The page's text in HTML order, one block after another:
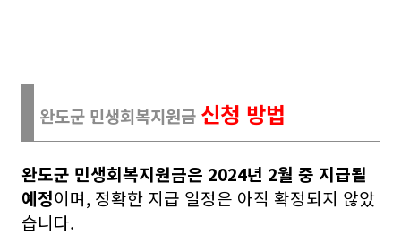
완도군 민생회복지원금 신청 방법
완도군 민생회복지원금은 2024년 2월 중 지급될
예정이며, 정확한 지급 일정은 아직 확정되지 않았
습니다.